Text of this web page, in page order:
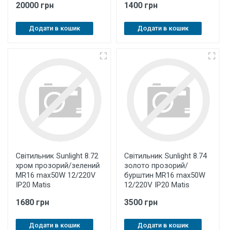
20000 грн
Додати в кошик
1400 грн
Додати в кошик
Світильник Sunlight 8.72
хром прозорий/зелений
MR16 max50W 12/220V
IP20 Matis
1680 грн
Додати в кошик
Світильник Sunlight 8.74
золото прозорий/
бурштин MR16 max50W
12/220V IP20 Matis
3500 грн
Додати в кошик